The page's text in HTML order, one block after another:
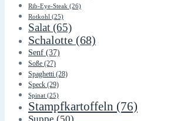
Rib-Eye-Steak (26)
Rotkohl (25)
Salat (65)
Schalotte (68)
Senf (37)
Soße (27)
Spaghetti (28)
Speck (29)
Spinat (25)
Stampfkartoffeln (76)